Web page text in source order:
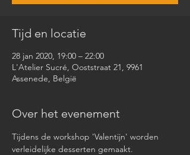
Tijd en locatie
28 jan 2020, 19:00 – 22:00
L'Atelier Sucré, Ooststraat 21, 9961
Assenede, België
Over het evenement
Tijdens de workshop 'Valentijn' worden
verleidelijke desserten gemaakt.